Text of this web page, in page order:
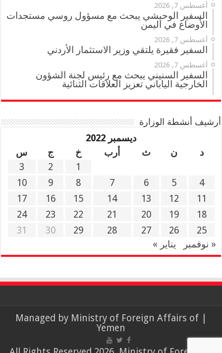
أغسطس 7, 2026
السفير الوحيشي يبحث مع مسؤول روسي مستجدات
الأوضاع في اليمن
أغسطس 7, 2026
السفير فقيرة يلتقي وزير الاستثمار الأردني
أغسطس 7, 2026
السفير السنيني يبحث مع رئيس لجنة الشؤون
الخارجية الياباني تعزيز العلاقات الثنائية
أرشيف أنشطة الوزارة
ديسمبر 2022
د
ن ث أرب خ ج
س
1
2
3
4
5
6
7
8
9
10
11
12
13
14
15
16
17
18
19
20
21
22
23
24
25
26
27
28
29
30
31
« نوفمبر
يناير »
| Managed by
Ministry of Foreign Affairs of
Yemen